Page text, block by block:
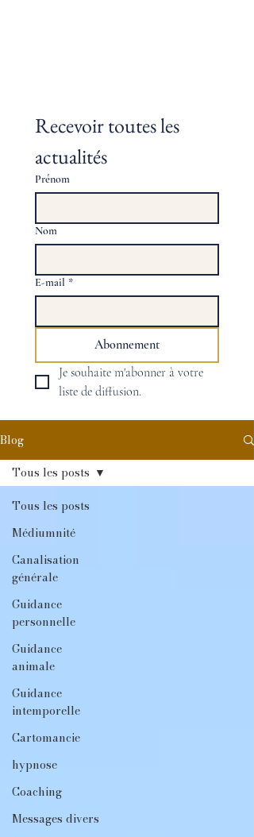
Recevoir toutes les
actualités
Prénom
Nom
E-mail *
Abonnement
Je souhaite m'abonner à votre
liste de diffusion.
Blog
Tous les posts
Médiumnité
Canalisation
générale
Guidance
personnelle
Guidance
animale
Guidance
intemporelle
Cartomancie
hypnose
Coaching
Messages divers
Tous les posts